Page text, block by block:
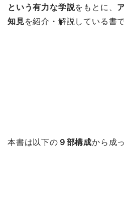
という有力な学説をもとに、
知見を紹介・解説している書で
本書は以下の ９部構成から成